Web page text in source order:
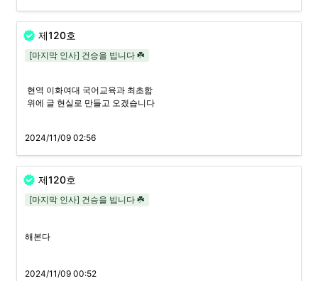
제120호
[마지막 인사] 건승을 빕니다 ☘️
위에 글 현실로 만들고 오겠습니다
2024/11/09 02:56
제120호
[마지막 인사] 건승을 빕니다 ☘️
해본다
2024/11/09 00:52